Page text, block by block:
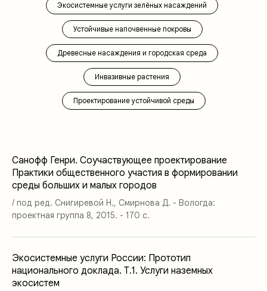
Экосистемные услуги зелёных насаждений
Устойчивые напочвенные покровы
Древесные насаждения и городская среда
Инвазивные растения
Проектирование устойчивой среды
Санофф Генри. Соучаствующее проектирование
Практики общественного участия в формировании
среды больших и малых городов
/ под ред. Снигиревой Н., Смирнова Д. - Вологда:
проектная группа 8, 2015. - 170 с.
Экосистемные услуги России: Прототип
национального доклада. Т.1. Услуги наземных
экосистем